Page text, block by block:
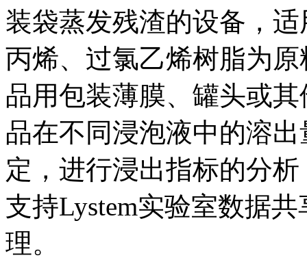
装袋蒸发残渣的设备，
丙烯、过氯乙烯树脂为
品用包装薄膜、罐头或
品在不同浸泡液中的溶
定，进行浸出指标的分
支持Lystem实验室数据
理。